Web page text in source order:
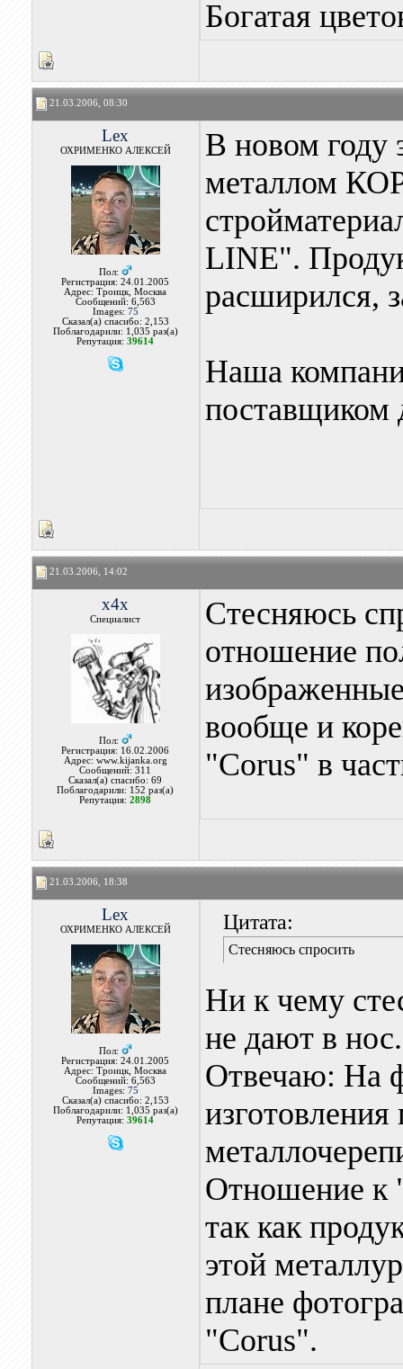
Богатая
21.03.2006, 08:30
Lex
ОХРИМЕНКО АЛЕКСЕЙ
Пол:
Регистрация: 24.01.2005
Адрес: Троицк, Москва
Сообщений: 6,563
Images: 75
Сказал(а) спасибо: 2,153
Поблагодарили: 1,035 раз(а)
Репутация:39614
В новом году
металлом
LINE".
расширился,
Наша
поставщиком
21.03.2006, 14:02
x4x
Специалист
Пол:
Регистрация: 16.02.2006
Адрес: www.kijanka.org
Сообщений: 311
Сказал(а) спасибо: 69
Поблагодарили: 152 раз(а)
Репутация:2898
Стесняюсь
отношение
вообще и
"Corus" в
21.03.2006, 18:38
Lex
ОХРИМЕНКО АЛЕКСЕЙ
Пол:
Регистрация: 24.01.2005
Адрес: Троицк, Москва
Сообщений: 6,563
Images: 75
Сказал(а) спасибо: 2,153
Поблагодарили: 1,035 раз(а)
Репутация:39614
Цитата:
Стесняюсь спросить
Ни к чему
не дают в нос.
Отвечаю: На
Отношение к
так как
этой
плане
"Corus".